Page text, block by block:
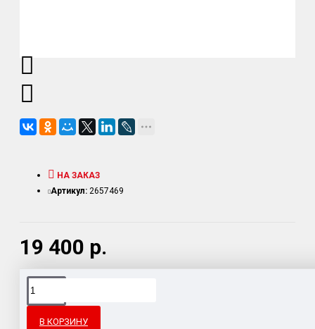
19 400 р.
НА ЗАКАЗ
Артикул: 2657469
В КОРЗИНУ
Доставка товара по всему Таможенному союзу.